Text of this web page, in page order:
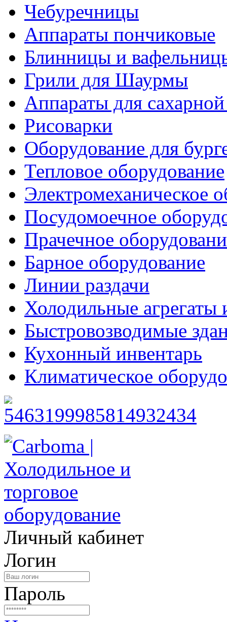
Чебуречницы
Аппараты пончиковые
Блинницы и
Грили для Шаурмы
Аппараты для
Рисоварки
Оборудование для
Тепловое оборудование
Электромеханическое
Посудомоечное
Прачечное
Барное оборудование
Линии раздачи
Холодильные агрегаты
Быстровозводимые
Кухонный инвентарь
Климатическое
Личный кабинет
Логин
Пароль